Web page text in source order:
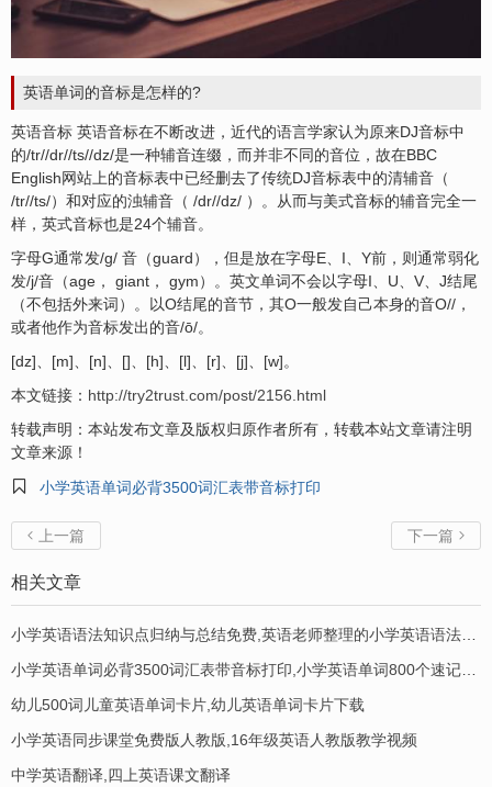
英语单词的音标是怎样的?
英语音标 英语音标在不断改进，近代的语言学家认为原来DJ音标中
的/tr//dr//ts//dz/是一种辅音连缀，而并非不同的音位，故在BBC
English网站上的音标表中已经删去了传统DJ音标表中的清辅音（
/tr//ts/）和对应的浊辅音（ /dr//dz/ ）。从而与美式音标的辅音完全一
样，英式音标也是24个辅音。
字母G通常发/g/ 音（guard），但是放在字母E、I、Y前，则通常弱化
发/j/音（age， giant， gym）。英文单词不会以字母I、U、V、J结尾
（不包括外来词）。以O结尾的音节，其O一般发自己本身的音O//，
或者他作为音标发出的音/ō/。
[dz]、[m]、[n]、[]、[h]、[l]、[r]、[j]、[w]。
本文链接： http://try2trust.com/post/2156.html
转载声明：本站发布文章及版权归原作者所有，转载本站文章请注明
文章来源！

小学英语单词必背3500词汇表带音标打印
 上一篇 下一篇 
相关文章
小学英语语法知识点归纳与总结免费,英语老师整理的小学英语语法知识点
小学英语单词必背3500词汇表带音标打印,小学英语单词800个速记带音标
幼儿500词儿童英语单词卡片,幼儿英语单词卡片下载
小学英语同步课堂免费版人教版,16年级英语人教版教学视频
中学英语翻译,四上英语课文翻译